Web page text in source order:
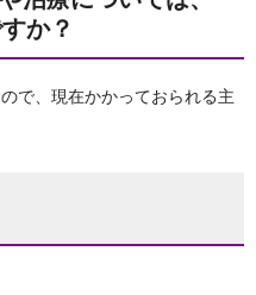
か？
で、現在かかっておられる主